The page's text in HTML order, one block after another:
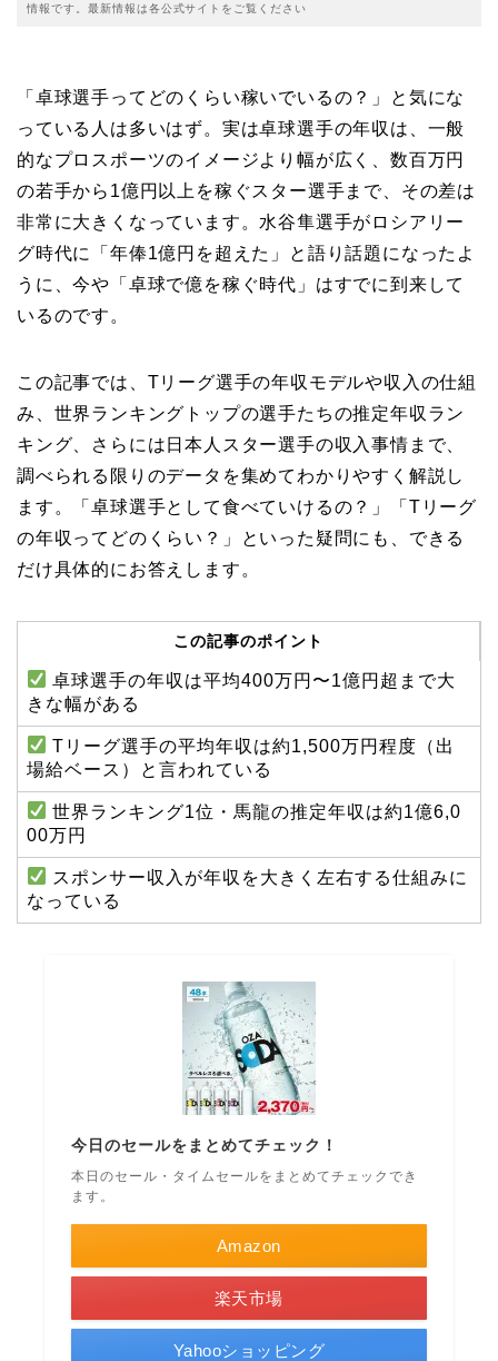
情報です。最新情報は各公式サイトをご覧ください
「卓球選手ってどのくらい稼いでいるの？」と気にな
っている人は多いはず。実は卓球選手の年収は、一般
的なプロスポーツのイメージより幅が広く、数百万円
の若手から1億円以上を稼ぐスター選手まで、その差は
非常に大きくなっています。水谷隼選手がロシアリー
グ時代に「年俸1億円を超えた」と語り話題になったよ
うに、今や「卓球で億を稼ぐ時代」はすでに到来して
いるのです。
この記事では、Tリーグ選手の年収モデルや収入の仕組
み、世界ランキングトップの選手たちの推定年収ラン
キング、さらには日本人スター選手の収入事情まで、
調べられる限りのデータを集めてわかりやすく解説し
ます。「卓球選手として食べていけるの？」「Tリーグ
の年収ってどのくらい？」といった疑問にも、できる
だけ具体的にお答えします。
この記事のポイント
卓球選手の年収は平均400万円〜1億円超まで大
きな幅がある
Tリーグ選手の平均年収は約1,500万円程度（出
場給ベース）と言われている
世界ランキング1位・馬龍の推定年収は約1億6,0
00万円
スポンサー収入が年収を大きく左右する仕組みに
なっている
今日のセールをまとめてチェック！
本日のセール・タイムセールをまとめてチェックでき
ます。
Amazon
楽天市場
Yahooショッピング